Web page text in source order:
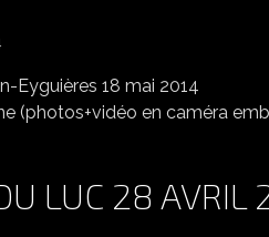
(photos+vidéo en caméra
LUC 28 AVRIL